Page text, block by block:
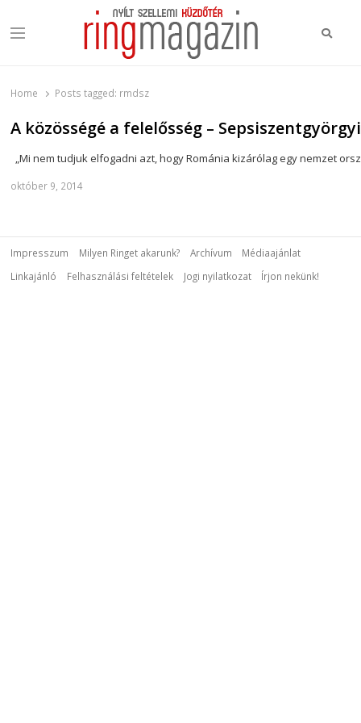
Menu
Home Posts tagged: rmdsz
A közösségé a felelősség –
„Mi nem tudjuk elfogadni azt, hogy Románia kizárólag egy nemzet
október 9, 2014
Impresszum Milyen Ringet akarunk? Archívum
Médiaajánlat
Linkajánló
Felhasználási feltételek Jogi nyilatkozat Írjon nekünk!